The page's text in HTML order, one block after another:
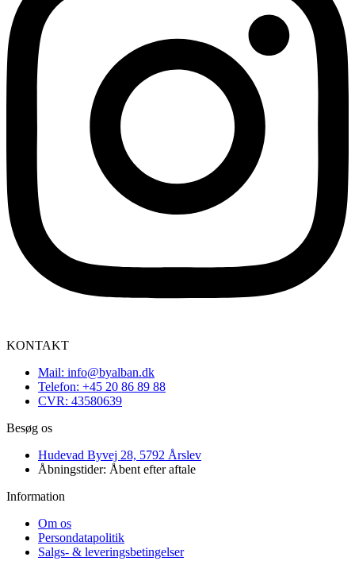
KONTAKT
Mail: info@byalban.dk
Telefon: +45 20 86 89 88
CVR: 43580639
Besøg os
Hudevad Byvej 28, 5792 Årslev
Åbningstider: Åbent efter aftale
Information
Om os
Persondatapolitik
Salgs- & leveringsbetingelser